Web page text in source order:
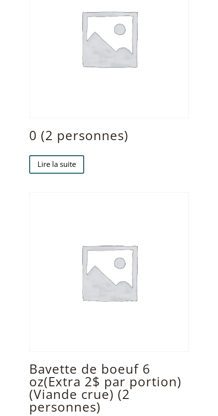
0 (2 personnes)
Lire la suite
Bavette de boeuf 6
oz(Extra 2$ par portion)
(Viande crue) (2
personnes)